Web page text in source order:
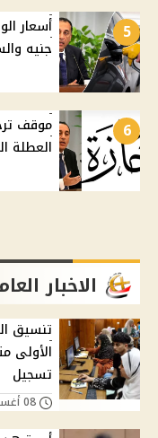
5
جنيه
6
العطلة
الاخبار
الأولى
تسجيل